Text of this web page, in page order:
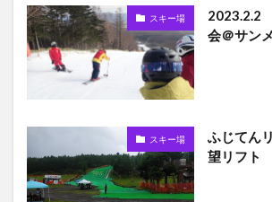
スキー場
2023.2.2
会＠サン
スキー場
ふじてん
望リフト